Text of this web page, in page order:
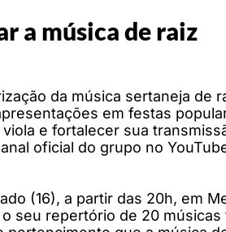
a música de raiz
da música sertaneja de
em festas
e fortalecer sua
oficial do grupo no
(16), a partir das 20h, em
seu repertório de 20